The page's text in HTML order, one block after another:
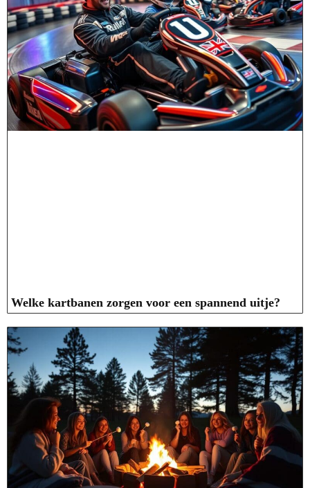
Welke kartbanen zorgen voor een spannend uitje?